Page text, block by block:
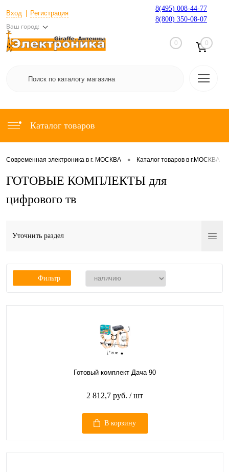
Вход Регистрация
Ваш город:
8(495) 008-44-77
8(800) 350-08-07
0 0
Каталог товаров
Современная электроника в г. МОСКВА • Каталог товаров в г.МОСКВА
ГОТОВЫЕ КОМПЛЕКТЫ для
цифрового тв
Уточнить раздел
Фильтр
Готовый комплект Дача 90
2 812,7 руб. / шт
В корзину